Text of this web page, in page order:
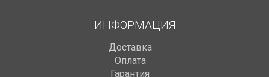
ИНФОРМАЦИЯ
Доставка
Оплата
Гарантия